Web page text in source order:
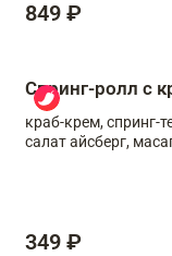
849 ₽
Спринг-ролл с
краб-крем, спринг-
салат айсберг,
349 ₽